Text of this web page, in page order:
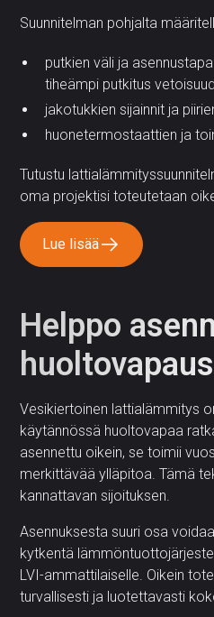
Suunnitelman pohjalta
putkien väli ja
tiheämpi putkitus
jakotukkien sijainnit ja
huonetermostaattien ja
Tutustu
oma projektisi toteutetaan
Lue lisää
Helppo
huoltovapaus
Vesikiertoinen lattialämmitys
käytännössä huoltovapaa
asennettu oikein, se toimii
merkittävää ylläpitoa. Tämä
kannattavan sijoituksen.
Asennuksesta suuri osa
kytkentä
LVI-ammattilaiselle. Oikein
turvallisesti ja luotettavasti